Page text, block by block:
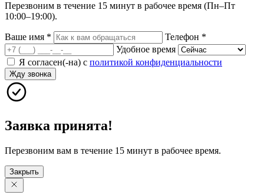
Перезвоним в течение 15 минут в рабочее время (Пн–Пт
10:00–19:00).
Ваше имя * Телефон *
Удобное время
Я согласен(-на) с политикой конфиденциальности
Жду звонка
Заявка принята!
Перезвоним вам в течение 15 минут в рабочее время.
Закрыть